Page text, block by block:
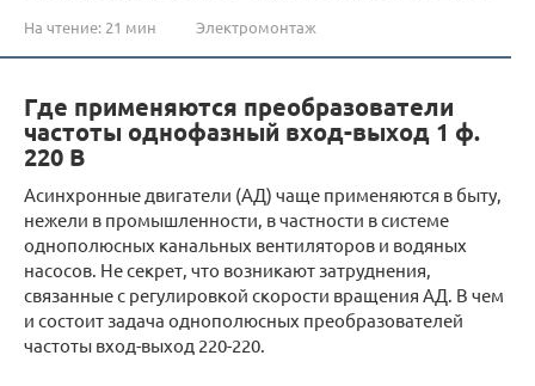
На чтение: 21 мин Электромонтаж
Где применяются преобразователи
частоты однофазный вход-выход 1 ф.
220 В
Асинхронные двигатели (АД) чаще применяются в быту,
нежели в промышленности, в частности в системе
однополюсных канальных вентиляторов и водяных
насосов. Не секрет, что возникают затруднения,
связанные с регулировкой скорости вращения АД. В чем
и состоит задача однополюсных преобразователей
частоты вход-выход 220-220.